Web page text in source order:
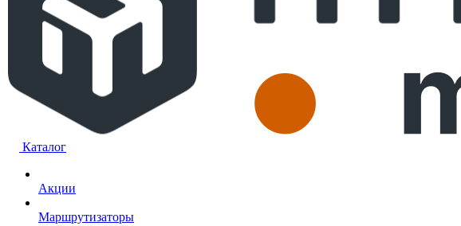
Каталог
Акции
Маршрутизаторы